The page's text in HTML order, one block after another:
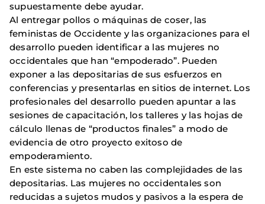
supuestamente debe ayudar.
Al entregar pollos o máquinas de coser, las
feministas de Occidente y las organizaciones para el
desarrollo pueden identificar a las mujeres no
occidentales que han “empoderado”. Pueden
exponer a las depositarias de sus esfuerzos en
conferencias y presentarlas en sitios de internet. Los
profesionales del desarrollo pueden apuntar a las
sesiones de capacitación, los talleres y las hojas de
cálculo llenas de “productos finales” a modo de
evidencia de otro proyecto exitoso de
empoderamiento.
En este sistema no caben las complejidades de las
depositarias. Las mujeres no occidentales son
reducidas a sujetos mudos y pasivos a la espera de